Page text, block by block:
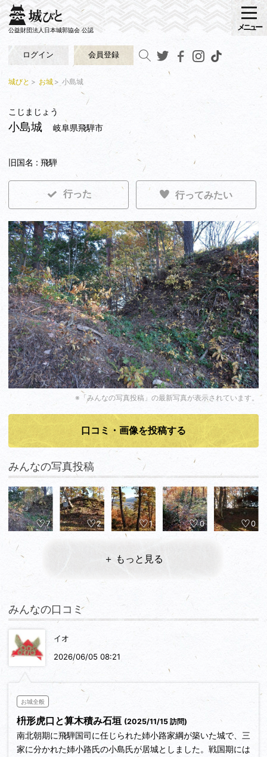
公益財団法人日本城郭協会 公認
ログイン 会員登録
メニュー
城びと お城 小島城
こじまじょう
小島城 岐阜県飛騨市
旧国名 : 飛騨
行った 行ってみたい
※「みんなの写真投稿」の最新写真が表示されています。
口コミ・画像を投稿する
みんなの写真投稿
7 2 1 0 0
＋ もっと見る
みんなの口コミ
イオ
2026/06/05 08:21
お城全般
枡形虎口と算木積み石垣 (2025/11/15 訪問)
南北朝期に飛騨国司に任じられた姉小路家綱が築いた城で、三
家に分かれた姉小路氏の小島氏が居城としました。戦国期には